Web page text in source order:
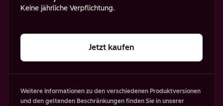
Keine jährliche Verpflichtung.
Jetzt kaufen
Weitere Informationen zu den verschiedenen Produktversionen
und den geltenden Beschränkungen finden Sie in unserer